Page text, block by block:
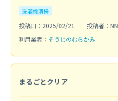
洗濯機清掃
投稿日：2025/02/21
投稿者：NN
利用業者： そうじのむらかみ
まるごとクリア